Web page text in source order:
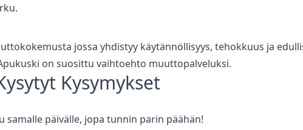
.
jossa yhdistyy käytännöllisyys, tehokkuus ja
on suosittu vaihtoehto muuttopalveluksi.
Kysymykset
samalle päivälle, jopa tunnin parin päähän!